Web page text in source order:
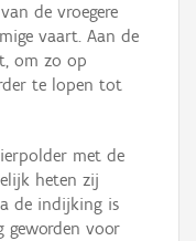
de vroegere
vaart. Aan de
om zo op
te lopen tot
met de
heten zij
de indijking is
geworden voor